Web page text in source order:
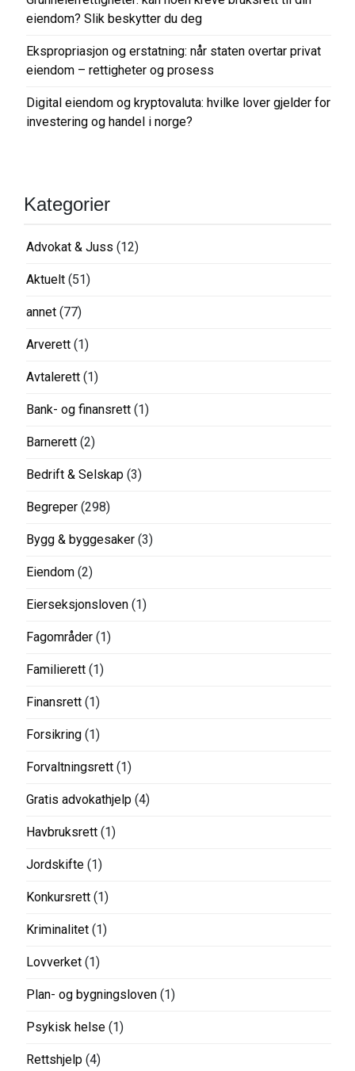
eiendom? Slik beskytter du deg
Ekspropriasjon og erstatning: når staten overtar privat
eiendom – rettigheter og prosess
Digital eiendom og kryptovaluta: hvilke lover gjelder for
investering og handel i norge?
Kategorier
Advokat & Juss (12)
Aktuelt (51)
annet (77)
Arverett (1)
Avtalerett (1)
Bank- og finansrett (1)
Barnerett (2)
Bedrift & Selskap (3)
Begreper (298)
Bygg & byggesaker (3)
Eiendom (2)
Eierseksjonsloven (1)
Fagområder (1)
Familierett (1)
Finansrett (1)
Forsikring (1)
Forvaltningsrett (1)
Gratis advokathjelp (4)
Havbruksrett (1)
Jordskifte (1)
Konkursrett (1)
Kriminalitet (1)
Lovverket (1)
Plan- og bygningsloven (1)
Psykisk helse (1)
Rettshjelp (4)